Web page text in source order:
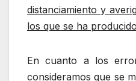
distanciamiento y
los que se ha
En cuanto a los
consideramos que se